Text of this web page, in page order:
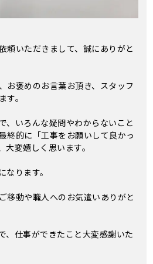
頼いただきまして、誠にありがと
お褒めのお言葉お頂き、スタッフ
。
、いろんな疑問やわからないこと
終的に「工事をお願いして良かっ
変嬉しく思います。
ります。
移動や職人へのお気遣いありがと
、仕事ができたこと大変感謝いた